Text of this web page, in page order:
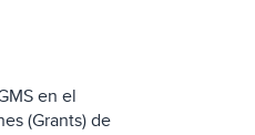
en el
(Grants) de